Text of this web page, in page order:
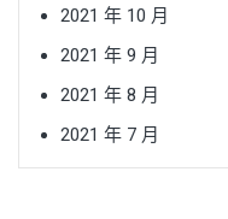
2021 年 10 月
2021 年 9 月
2021 年 8 月
2021 年 7 月